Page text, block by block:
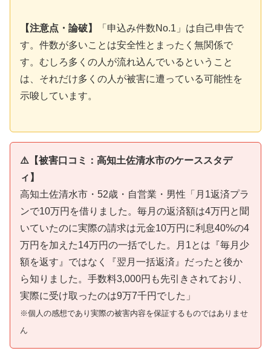
【注意点・論破】
「申込み件数No.1」は自己申告で
す。件数が多いことは安全性とまったく無関係で
す。むしろ多くの人が流れ込んでいるということ
は、それだけ多くの人が被害に遭っている可能性を
示唆しています。
⚠️【被害口コミ：高知土佐清水市のケーススタデ
ィ】
高知土佐清水市・52歳・自営業・男性「月1返済プラ
ンで10万円を借りました。毎月の返済額は4万円と聞
いていたのに実際の請求は元金10万円に利息40%の4
万円を加えた14万円の一括でした。月1とは『毎月少
額を返す』ではなく『翌月一括返済』だったと後か
ら知りました。手数料3,000円も先引きされており、
実際に受け取ったのは9万7千円でした」
※個人の感想であり実際の被害内容を保証するものではありませ
ん